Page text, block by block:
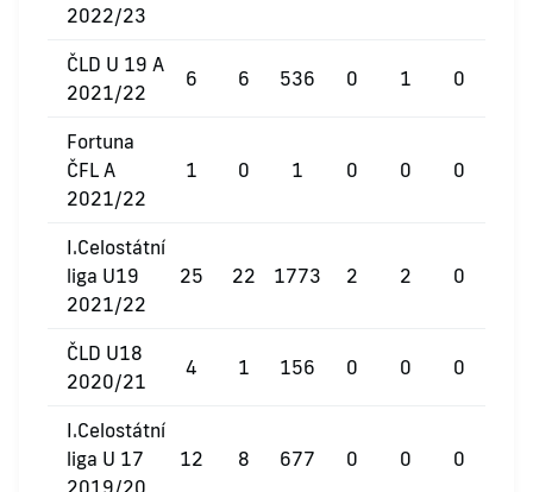
2022/23
ČLD U 19 A
2021/22
6 6 536 0 1 0
Fortuna
ČFL A
2021/22
1 0 1 0 0 0
I.Celostátní
liga U19
2021/22
25 22 1773 2 2 0
ČLD U18
2020/21
4 1 156 0 0 0
I.Celostátní
liga U 17
2019/20
12 8 677 0 0 0